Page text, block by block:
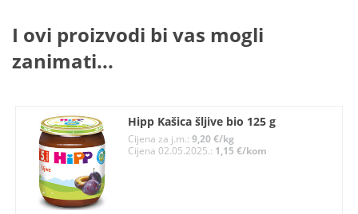
I ovi proizvodi bi vas mogli
zanimati...
Hipp Kašica šljive bio 125 g
Cijena za j.m.:9,20 €/kg
Cijena 02.05.2025.: 1,15 €/kom